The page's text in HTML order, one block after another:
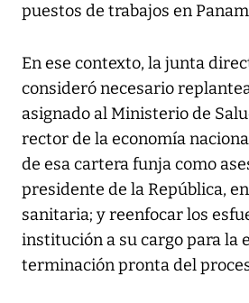
puestos de trabajos en
En ese contexto, la junta
consideró necesario
asignado al Ministerio de
rector de la economía
de esa cartera funja como
presidente de la República,
sanitaria; y reenfocar los
institución a su cargo para la
terminación pronta del